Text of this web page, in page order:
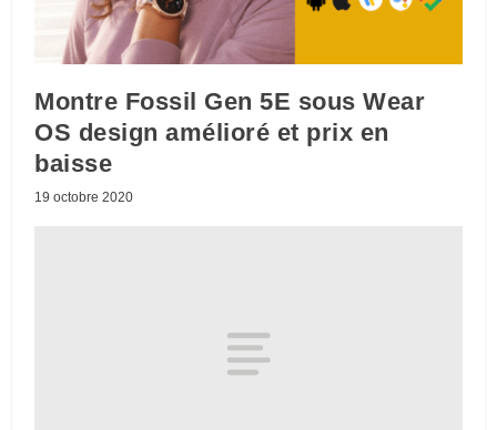
Montre Fossil Gen 5E sous Wear
OS design amélioré et prix en
baisse
19 octobre 2020